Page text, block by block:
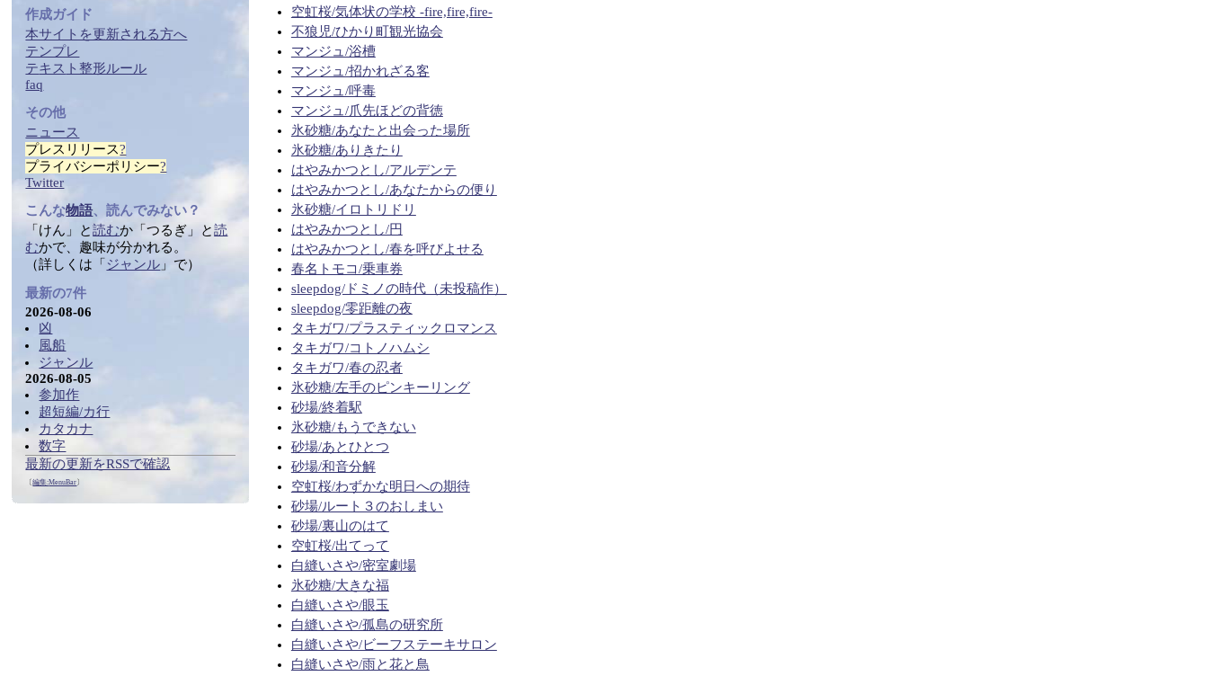
空虹桜/気体状の学校 -fire,fire,fire-
不狼児/ひかり町観光協会
マンジュ/浴槽
マンジュ/招かれざる客
マンジュ/呼毒
マンジュ/爪先ほどの背徳
氷砂糖/あなたと出会った場所
氷砂糖/ありきたり
はやみかつとし/アルデンテ
はやみかつとし/あなたからの便り
氷砂糖/イロトリドリ
はやみかつとし/円
はやみかつとし/春を呼びよせる
春名トモコ/乗車券
sleepdog/ドミノの時代（未投稿作）
sleepdog/零距離の夜
タキガワ/プラスティックロマンス
タキガワ/コトノハムシ
タキガワ/春の忍者
氷砂糖/左手のピンキーリング
砂場/終着駅
氷砂糖/もうできない
砂場/あとひとつ
砂場/和音分解
空虹桜/わずかな明日への期待
砂場/ルート３のおしまい
砂場/裏山のはて
空虹桜/出てって
白縫いさや/密室劇場
氷砂糖/大きな福
白縫いさや/眼玉
白縫いさや/孤島の研究所
白縫いさや/ビーフステーキサロン
白縫いさや/雨と花と鳥
作成ガイド
本サイトを更新される方へ
テンプレ
テキス ト整形ルール
faq
その他
ニュース
プレスリリース?
プライバシーポリシー?
Twitter
こんな物語、読んでみない？
「けん」と読むか「つるぎ」と読
むかで、趣味が分かれる。
（詳しくは「 ジャンル 」で）
最新の7件
2026-08-06
凶
風船
ジャンル
2026-08-05
参加作
超短編/カ行
カタカナ
数字
最新の更新をRSSで確認
〔編集:MenuBar〕